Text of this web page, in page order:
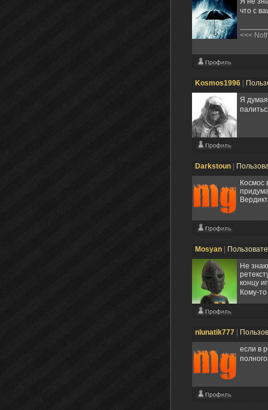
что с
<<<
Kosmos1996
Я думая
Darkstoun
Космос
Mosyan
Не
концу
Кому-
nlunatik777
если в